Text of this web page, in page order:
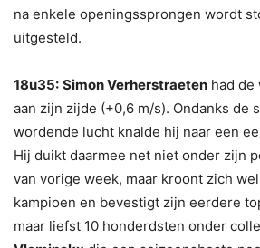
na enkele openingssprongen wordt
uitgesteld.
18u35: Simon Verherstraeten had de
aan zijn zijde (+0,6 m/s). Ondanks de
wordende lucht knalde hij naar een
Hij duikt daarmee net niet onder zijn
van vorige week, maar kroont zich
kampioen en bevestigt zijn eerdere
maar liefst 10 honderdsten onder